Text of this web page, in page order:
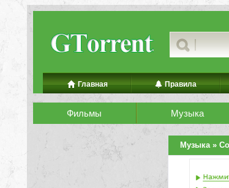
Главная Правила
Фильмы Музыка
Музыка»